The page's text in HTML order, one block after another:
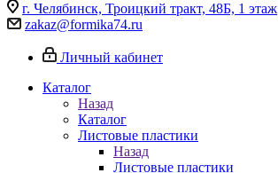
г. Челябинск, Троицкий тракт, 48Б, 1 этаж
zakaz@formika74.ru
Личный кабинет
Каталог
Назад
Каталог
Листовые пластики
Назад
Листовые пластики